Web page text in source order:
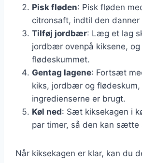
Pisk fløden: Pisk fløden
citronsaft, indtil den
Tilføj jordbær: Læg et lag
jordbær ovenpå kiksene,
flødeskummet.
Gentag lagene: Fortsæt
kiks, jordbær og flødeskum,
ingredienserne er brugt.
Køl ned: Sæt kiksekagen i
par timer, så den kan sætte
Når kiksekagen er klar, kan du